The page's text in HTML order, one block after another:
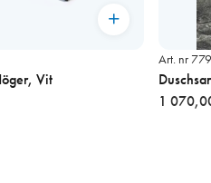
Vit
Art. nr
1